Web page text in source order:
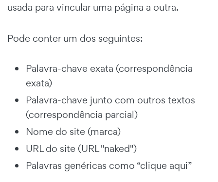
usada para vincular uma página a outra.
Pode conter um dos seguintes:
Palavra-chave exata (correspondência
exata)
Palavra-chave junto com outros textos
(correspondência parcial)
Nome do site (marca)
URL do site (URL "naked")
Palavras genéricas como “clique aqui”